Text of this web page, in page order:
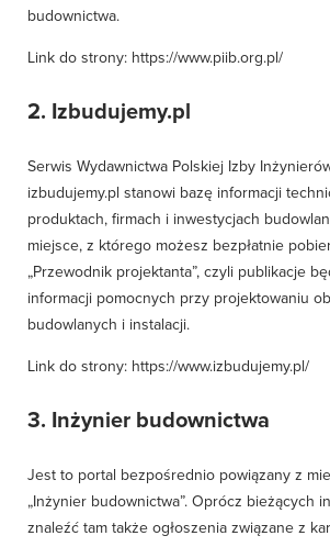
budownictwa.
Link do strony: https://www.piib.org.pl/
2. Izbudujemy.pl
Serwis Wydawnictwa Polskiej Izby
izbudujemy.pl stanowi bazę informacji
produktach, firmach i inwestycjach
miejsce, z którego możesz bezpłatnie
„Przewodnik projektanta”, czyli publikacje
informacji pomocnych przy projektowaniu
budowlanych i instalacji.
Link do strony: https://www.izbudujemy.pl/
3. Inżynier budownictwa
Jest to portal bezpośrednio powiązany z
„Inżynier budownictwa”. Oprócz bieżących
znaleźć tam także ogłoszenia związane z